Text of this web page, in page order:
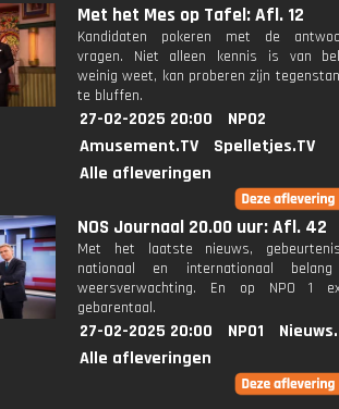
Met het Mes op Tafel: Afl. 12
Kandidaten pokeren met de
vragen. Niet alleen kennis is van
weinig weet, kan proberen zijn
te bluffen.
27-02-2025 20:00
NPO2
Amusement.TV
Spelletjes.TV
Alle afleveringen
NOS Journaal 20.00 uur: Afl. 42
Met het laatste nieuws,
nationaal en internationaal
weersverwachting. En op NPO 1
gebarentaal.
27-02-2025 20:00 NPO1
Alle afleveringen